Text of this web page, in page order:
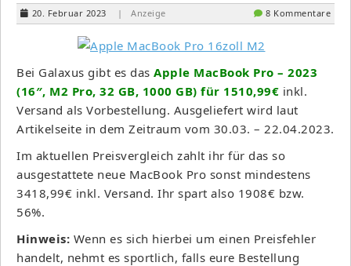
20. Februar 2023 | Anzeige 8 Kommentare
Bei Galaxus gibt es das Apple MacBook Pro – 2023
(16″, M2 Pro, 32 GB, 1000 GB) für 1510,99€ inkl.
Versand als Vorbestellung. Ausgeliefert wird laut
Artikelseite in dem Zeitraum vom 30.03. – 22.04.2023.
Im aktuellen Preisvergleich zahlt ihr für das so
ausgestattete neue MacBook Pro sonst mindestens
3418,99€ inkl. Versand. Ihr spart also 1908€ bzw.
56%.
Hinweis: Wenn es sich hierbei um einen Preisfehler
handelt, nehmt es sportlich, falls eure Bestellung